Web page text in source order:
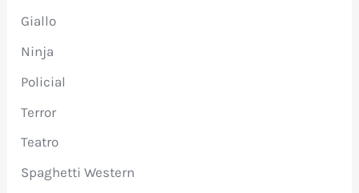
Giallo
Ninja
Policial
Terror
Teatro
Spaghetti Western